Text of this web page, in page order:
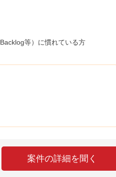
等）に慣れている方
案件の詳細を聞く